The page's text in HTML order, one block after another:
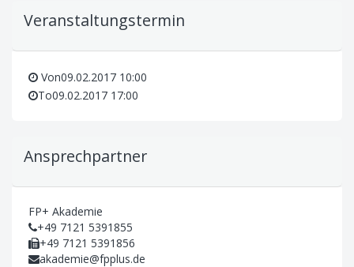
Veranstaltungstermin
Von09.02.2017 10:00
To09.02.2017 17:00
Ansprechpartner
FP+ Akademie
+49 7121 5391855
+49 7121 5391856
akademie@fpplus.de